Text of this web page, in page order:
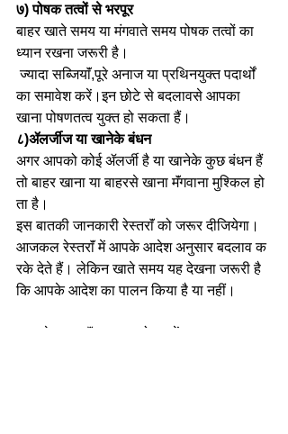
७) पोषक तत्वों से भरपूर
बाहर खाते समय या मंगवाते समय पोषक तत्वों का
ध्यान रखना जरूरी है।
ज्यादा सब्जियाॅं,पूरे अनाज या प्रथिनयुक्त पदार्थों
का समावेश करें।इन छोटे से बदलावसे आपका
खाना पोषणतत्व युक्त हो सकता हैं।
८)ॲलर्जीज या खानेके बंधन
अगर आपको कोई ॲलर्जी है या खानेके कुछ बंधन हैं
तो बाहर खाना या बाहरसे खाना मॅंगवाना मुश्किल हो
ता है।
इस बातकी जानकारी रेस्तराॅं को जरूर दीजियेगा।
आजकल रेस्तराॅं में आपके आदेश अनुसार बदलाव क
रके देते हैं। लेकिन खाते समय यह देखना जरूरी है
कि आपके आदेश का पालन किया है या नहीं।